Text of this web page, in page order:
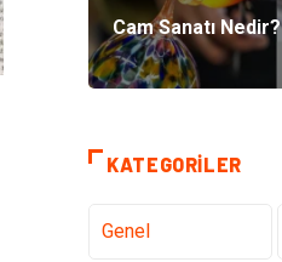
Cam Sanatı Nedir?
KATEGORILER
Genel